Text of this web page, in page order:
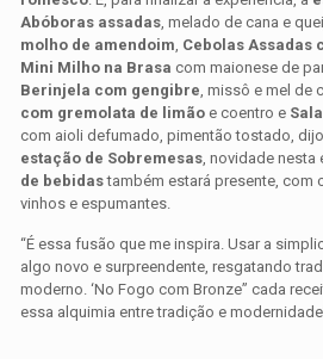
Abóboras assadas, melado de cana e
molho de amendoim, Cebolas Assadas
Mini Milho na Brasa com maionese de
Berinjela com gengibre, missô e mel de
com gremolata de limão e coentro e
com aioli defumado, pimentão tostado,
estação de Sobremesas, novidade
de bebidastambém estará presente, com
vinhos e espumantes.
“É essa fusão que me inspira. Usar a
algo novo e surpreendente, resgatando
moderno. ‘No Fogo com Bronze” cada
essa alquimia entre tradição e